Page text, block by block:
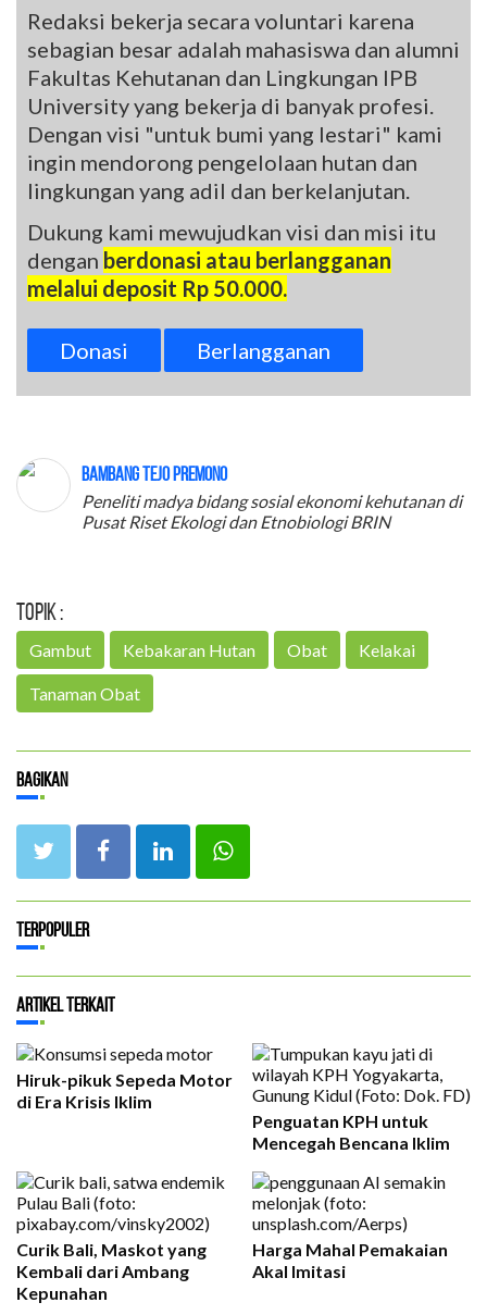
Redaksi bekerja secara voluntari karena
sebagian besar adalah mahasiswa dan alumni
Fakultas Kehutanan dan Lingkungan IPB
University yang bekerja di banyak profesi.
Dengan visi "untuk bumi yang lestari" kami
ingin mendorong pengelolaan hutan dan
lingkungan yang adil dan berkelanjutan.
Dukung kami mewujudkan visi dan misi itu
dengan berdonasi atau berlangganan
melalui deposit Rp 50.000.
Donasi Berlangganan
Bambang Tejo Premono
Peneliti madya bidang sosial ekonomi kehutanan di
Pusat Riset Ekologi dan Etnobiologi BRIN
Topik :
Gambut Kebakaran Hutan Obat Kelakai
Tanaman Obat
Bagikan
Terpopuler
Artikel Terkait
Hiruk-pikuk Sepeda Motor
di Era Krisis Iklim
Penguatan KPH untuk
Mencegah Bencana Iklim
Curik Bali, Maskot yang
Kembali dari Ambang
Kepunahan
Harga Mahal Pemakaian
Akal Imitasi